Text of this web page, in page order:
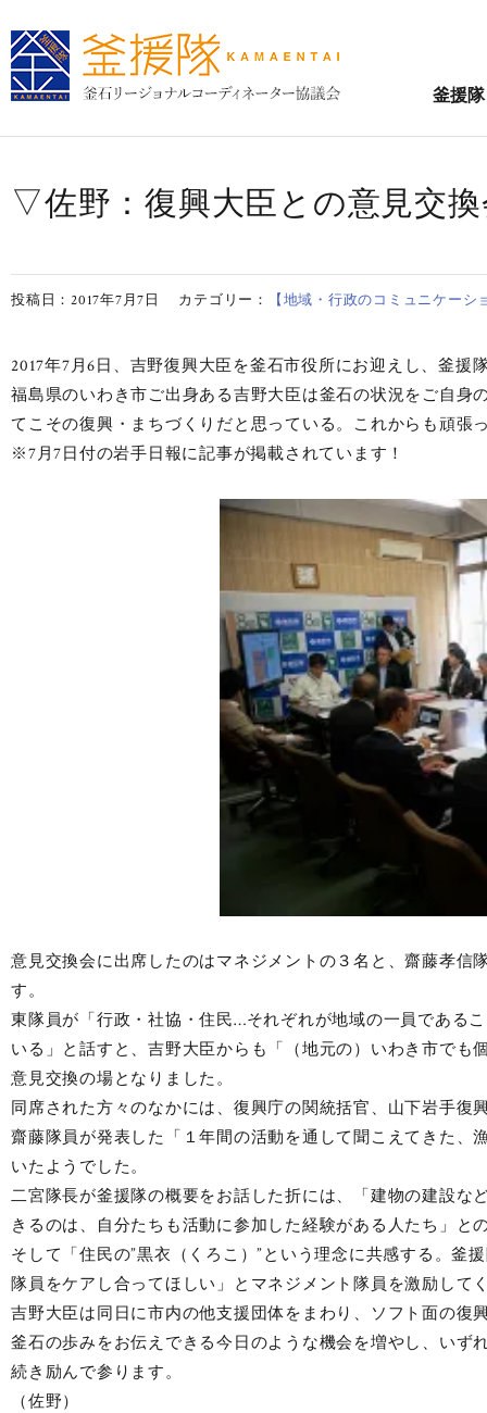
釜援
▽佐野：復興大臣との意見交換
投稿日：2017年7月7日 カテゴリー： 【地域・行政のコミュニケー
2017年7月6日、吉野復興大臣を釜石市役所にお迎えし、釜援
福島県のいわき市ご出身ある吉野大臣は釜石の状況をご自
てこその復興・まちづくりだと思っている。これからも頑張
※7月7日付の岩手日報に記事が掲載されています！
意見交換会に出席したのはマネジメントの３名と、齋藤孝
す。
東隊員が「行政・社協・住民…それぞれが地域の一員である
いる」と話すと、吉野大臣からも「（地元の）いわき市で
意見交換の場となりました。
同席された方々のなかには、復興庁の関統括官、山下岩手復
齋藤隊員が発表した「１年間の活動を通して聞こえてきた、
いたようでした。
二宮隊長が釜援隊の概要をお話した折には、「建物の建設
きるのは、自分たちも活動に参加した経験がある人たち」
そして「住民の”黒衣（くろこ）”という理念に共感する。
隊員をケアし合ってほしい」とマネジメント隊員を激励して
吉野大臣は同日に市内の他支援団体をまわり、ソフト面の
釜石の歩みをお伝えできる今日のような機会を増やし、い
続き励んで参ります。
（佐野）